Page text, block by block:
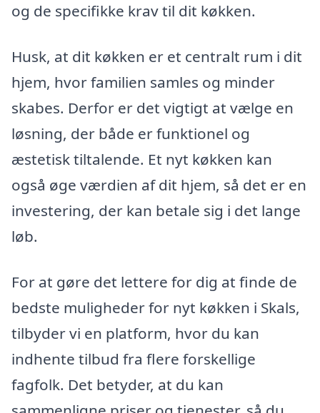
og de specifikke krav til dit køkken.
Husk, at dit køkken er et centralt rum i dit
hjem, hvor familien samles og minder
skabes. Derfor er det vigtigt at vælge en
løsning, der både er funktionel og
æstetisk tiltalende. Et nyt køkken kan
også øge værdien af dit hjem, så det er en
investering, der kan betale sig i det lange
løb.
For at gøre det lettere for dig at finde de
bedste muligheder for nyt køkken i Skals,
tilbyder vi en platform, hvor du kan
indhente tilbud fra flere forskellige
fagfolk. Det betyder, at du kan